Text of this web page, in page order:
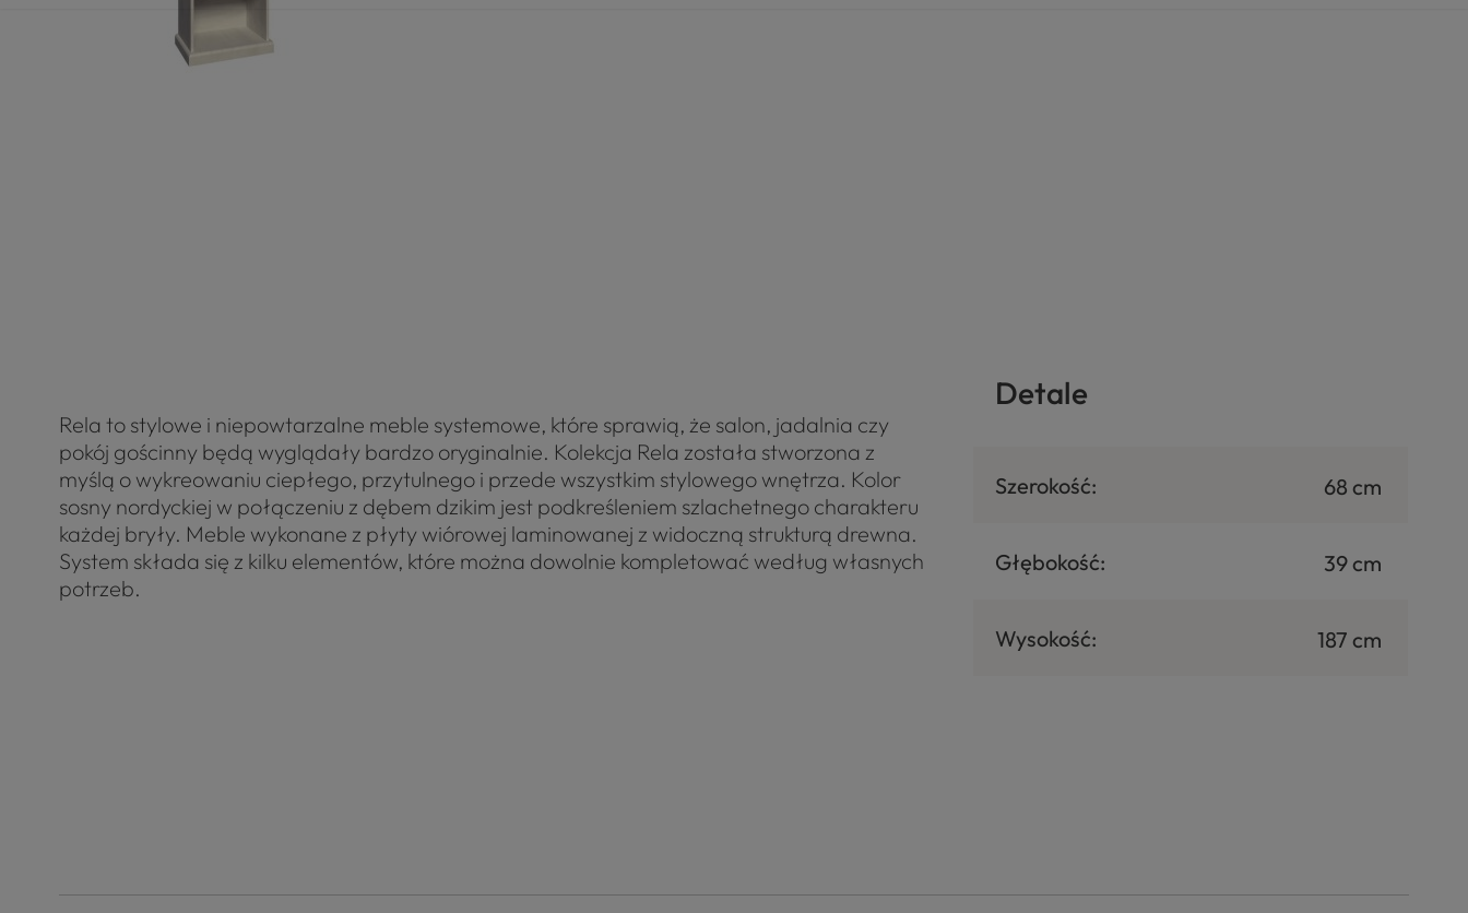
Rela to stylowe i niepowtarzalne meble systemowe, które sprawią, że salon, jadalnia czy
pokój gościnny będą wyglądały bardzo oryginalnie. Kolekcja Rela została stworzona z
myślą o wykreowaniu ciepłego, przytulnego i przede wszystkim stylowego wnętrza. Kolor
sosny nordyckiej w połączeniu z dębem dzikim jest podkreśleniem szlachetnego charakteru
każdej bryły. Meble wykonane z płyty wiórowej laminowanej z widoczną strukturą drewna.
System składa się z kilku elementów, które można dowolnie kompletować według własnych
potrzeb.
Detale
Szerokość: 68 cm
Głębokość: 39 cm
Wysokość: 187 cm